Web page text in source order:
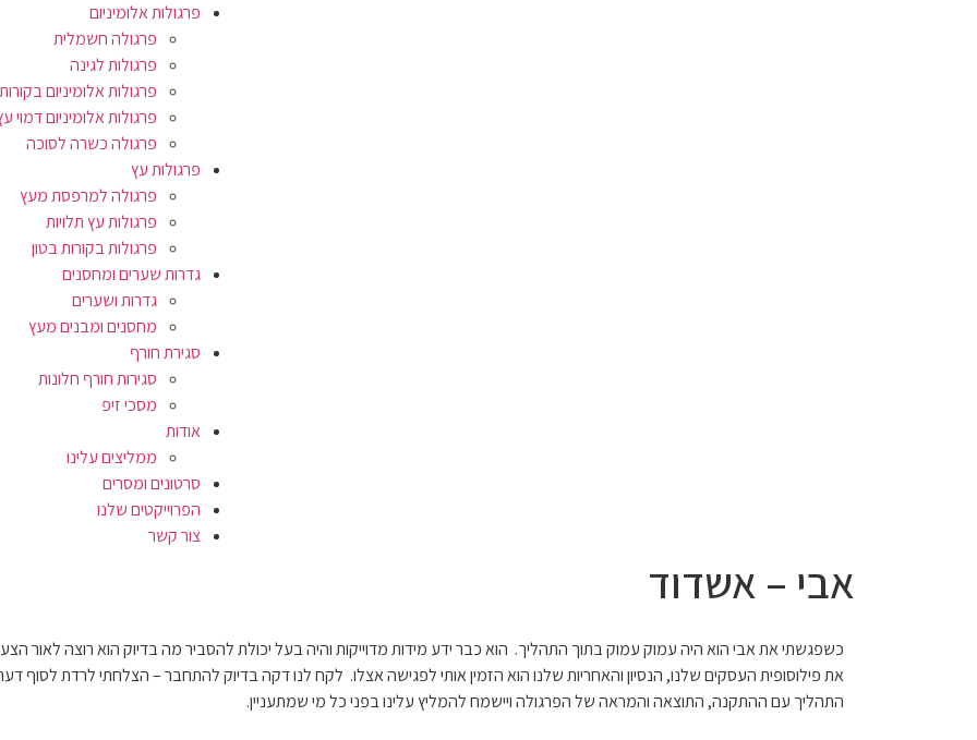
פרגולות אלומיניום
פרגולה חשמלית
פרגולות לגינה
פרגולות אלומיניום
פרגולות אלומיניום דמוי
פרגולה כשרה לסוכה
פרגולות עץ
פרגולה למרפסת מעץ
פרגולות עץ תלויות
פרגולות בקורות בטון
גדרות שערים ומחסנים
גדרות ושערים
מחסנים ומבנים מעץ
סגירת חורף
סגירות חורף חלונות
מסכי זיפ
אודות
ממליצים עלינו
סרטונים ומסרים
הפרוייקטים שלנו
צור קשר
אבי – אשדוד
התמונות
מטה
מספרות
כשפגשתי את אבי הוא היה עמוק עמוק בתוך התהליך. הוא כבר ידע מידות מדוייקות והיה בעל יכולת להסביר מה בדיוק הוא רוצה לאור
את פילוסופית העסקים שלנו, הנסיון והאחריות שלנו הוא הזמין אותי לפגישה אצלו. לקח לנו דקה בדיוק להתחבר – הצלחתי לרדת
התהליך עם ההתקנה, התוצאה והמראה של הפרגולה ויישמח להמליץ עלינו בפני כל מי שמתעניין.